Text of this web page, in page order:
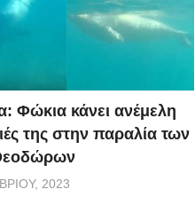
Φώκια κάνει ανέμελη
της στην παραλία των
2023